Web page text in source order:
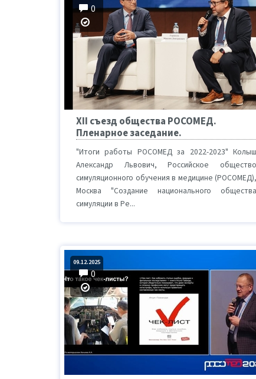
0
XII съезд общества РОСОМЕД.
Пленарное заседание.
"Итоги работы РОСОМЕД за 2022-2023" Колыш
Александр Львович, Российское общество
симуляционного обучения в медицине (РОСОМЕД),
Москва "Создание национального общества
симуляции в Ре...
09.12.2025
0